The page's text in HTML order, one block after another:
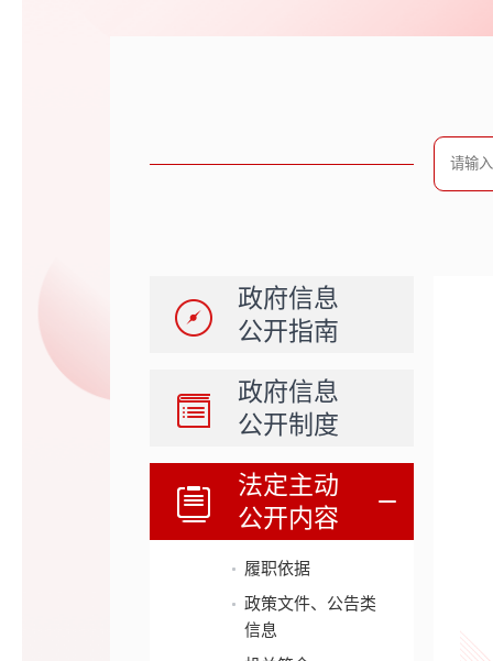
政府信息
公开指南
政府信息
公开制度
法定主动
公开内容
履职依据
政策文件、公告类
信息